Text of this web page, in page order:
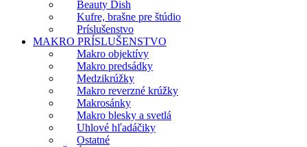
Beauty Dish
Kufre, brašne pre štúdio
Príslušenstvo
MAKRO PRÍSLUŠENSTVO
Makro objektívy
Makro predsádky
Medzikrúžky
Makro reverzné krúžky
Makrosánky
Makro blesky a svetlá
Uhlové hľadáčiky
Ostatné